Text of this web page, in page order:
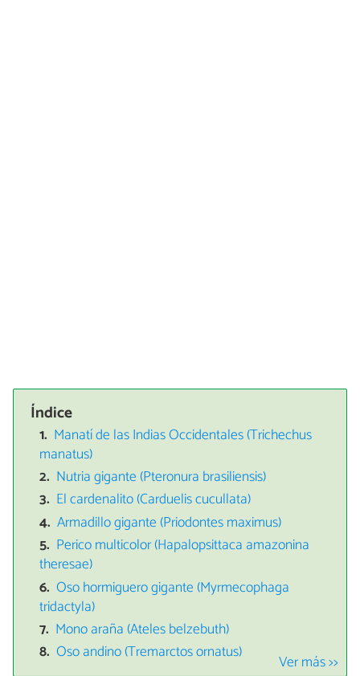
Índice
Manatí de las Indias Occidentales (Trichechus
manatus)
Nutria gigante (Pteronura brasiliensis)
El cardenalito (Carduelis cucullata)
Armadillo gigante (Priodontes maximus)
Perico multicolor (Hapalopsittaca amazonina
theresae)
Oso hormiguero gigante (Myrmecophaga
tridactyla)
Mono araña (Ateles belzebuth)
Oso andino (Tremarctos ornatus)
Ver más >>